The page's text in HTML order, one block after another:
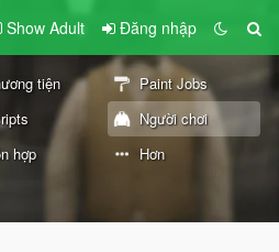
Show Adult Đăng nhập
tiện
Paint Jobs
Người chơi
hợp Hơn